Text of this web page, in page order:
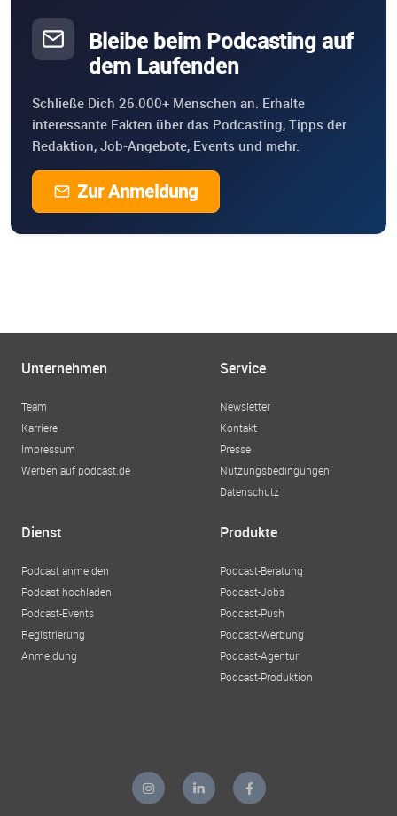
Bleibe beim Podcasting auf
dem Laufenden
Schließe Dich 26.000+ Menschen an. Erhalte
interessante Fakten über das Podcasting, Tipps der
Redaktion, Job-Angebote, Events und mehr.
Zur Anmeldung
Unternehmen
Team
Karriere
Impressum
Werben auf podcast.de
Service
Newsletter
Kontakt
Presse
Nutzungsbedingungen
Datenschutz
Dienst
Podcast anmelden
Podcast hochladen
Podcast-Events
Registrierung
Anmeldung
Produkte
Podcast-Beratung
Podcast-Jobs
Podcast-Push
Podcast-Werbung
Podcast-Agentur
Podcast-Produktion